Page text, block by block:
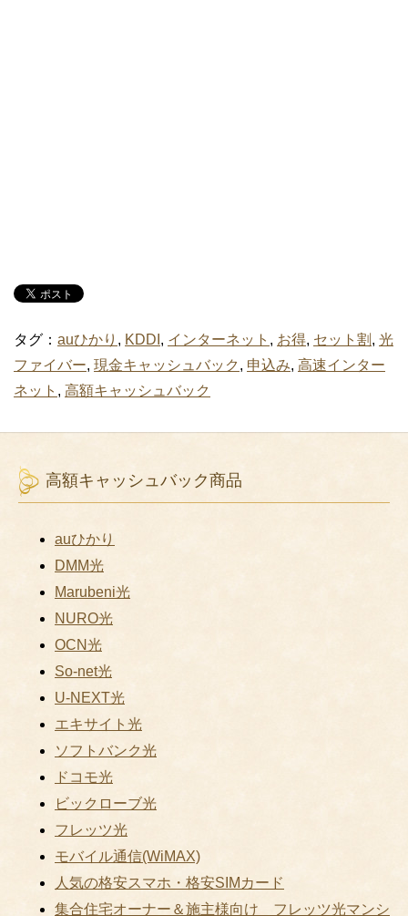
タグ： auひかり , KDDI , インターネット , お得, セット割 , 光
ファイバー, 現金キャッシュバック , 申込み, 高速インター
ネット , 高額キャッシュバック
高額キャッシュバック商品
auひかり
DMM光
Marubeni光
NURO光
OCN光
So-net光
U-NEXT光
エキサイト光
ソフトバンク光
ドコモ光
ビックローブ光
フレッツ光
モバイル通信(WiMAX)
人気の格安スマホ・格安SIMカード
集合住宅オーナー＆施主様向け フレッツ光マンシ